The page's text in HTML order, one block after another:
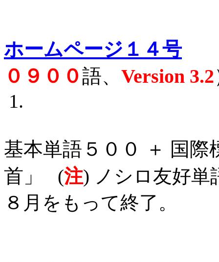
ホームページ１４号
０９００語、 Version 3.2
1.
基本単語５００ ＋ 国際
首」
(注) ノシロ友好単
８月をもって終了。